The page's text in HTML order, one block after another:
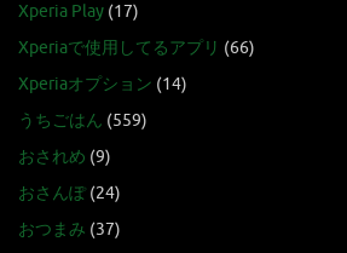
Xperia Play (17)
Xperiaで使用してるアプリ (66)
Xperiaオプション (14)
うちごはん (559)
おされめ (9)
おさんぽ(24)
おつまみ (37)